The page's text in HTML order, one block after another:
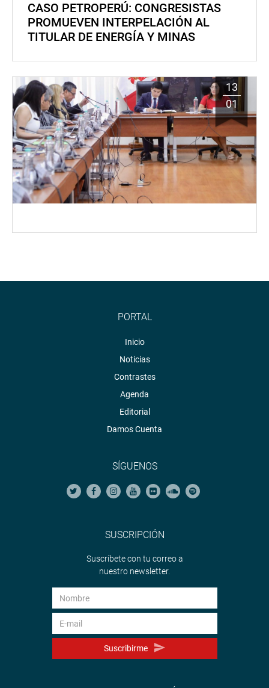
CASO PETROPERÚ: CONGRESISTAS
PROMUEVEN INTERPELACIÓN AL
TITULAR DE ENERGÍA Y MINAS
13
01
PORTAL
Inicio
Noticias
Contrastes
Agenda
Editorial
Damos Cuenta
SÍGUENOS
SUSCRIPCIÓN
Suscríbete con tu correo a
nuestro newsletter.
Suscribirme